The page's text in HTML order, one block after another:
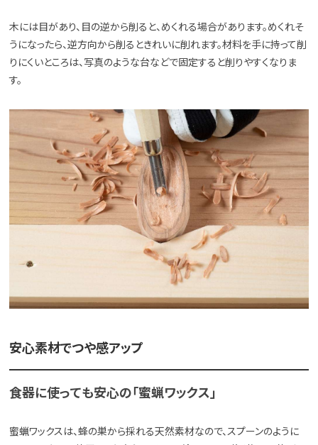
木には目があり、目の逆から削ると、めくれる場合があります。めくれそ
うになったら、逆方向から削るときれいに削れます。材料を手に持って削
りにくいところは、写真のような台などで固定すると削りやすくなりま
す。
安心素材でつや感アップ
食器に使っても安心の「蜜蝋ワックス」
蜜蝋ワックスは、蜂の巣から採れる天然素材なので、スプーンのように